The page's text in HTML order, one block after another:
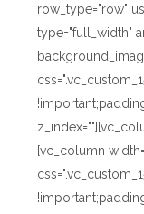
row_type="row"
type="full_width"
[vc_column